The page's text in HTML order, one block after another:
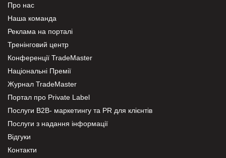
Про нас
Наша команда
Реклама на порталі
Тренінговий центр
Конференції TradeMaster
Національні Премії
Журнал TradeMaster
Портал про Private Label
Послуги В2В- маркетингу та PR для клієнтів
Послуги з надання інформації
Відгуки
Контакти